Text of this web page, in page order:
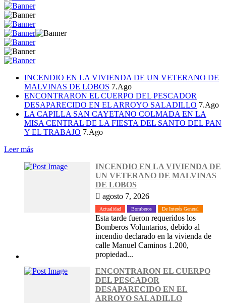
INCENDIO EN LA VIVIENDA DE UN VETERANO DE
MALVINAS DE LOBOS 7.Ago
ENCONTRARON EL CUERPO DEL PESCADOR
DESAPARECIDO EN EL ARROYO SALADILLO 7.Ago
LA CAPILLA SAN CAYETANO COLMADA EN LA
MISA CENTRAL DE LA FIESTA DEL SANTO DEL PAN
Y EL TRABAJO 7.Ago
Leer más
INCENDIO EN LA VIVIENDA DE
UN VETERANO DE MALVINAS
DE LOBOS
agosto 7, 2026
Actualidad Bomberos De Interés General
Esta tarde fueron requeridos los
Bomberos Voluntarios, debido al
incendio declarado en la vivienda de
calle Manuel Caminos 1.200,
propiedad...
ENCONTRARON EL CUERPO
DEL PESCADOR
DESAPARECIDO EN EL
ARROYO SALADILLO